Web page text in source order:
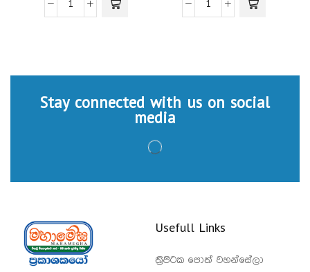
Stay connected with us on social
media
Usefull Links
ත්‍රිපිටක පොත් වහන්සේලා